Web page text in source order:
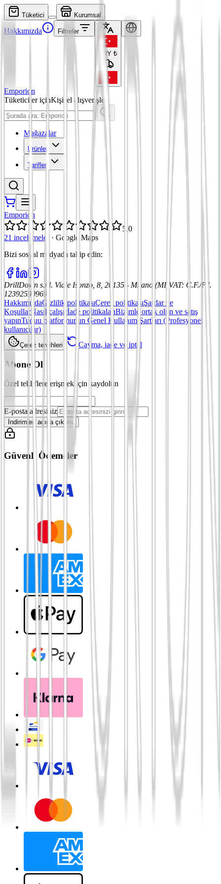
Tüketici Kurumsal
Hakkımızda Filtreler
TRY ₺
Emporion
Tüketiciler içinKişisel alışverişler
Mağazalar
Ürünler
Tarifler
Emporion
5,0
21 incelemeler
· Google Maps
Bizi sosyal medyada takip edin:
DrillDown s.r.l. Viale Isonzo, 8, 20135 - Milano (MI) VAT: C.F./P.I.
12392590969
HakkımızdaGizlilik politikasıÇerez politikasıŞartlar ve
KoşullarNasıl çalışırİade politikalarıBizimle ortak olun ve satış
yapınTuduu platformunun Genel Kullanım Şartları (Profesyonel
kullanıcılar)
Çerez tercihleri Cayma, iade ve iptal
Abone Ol
Özel tekliflere erişmek için kaydolun
E-posta adresiniz
İndirimleri açığa çıkarın
Güvenli Ödemeler